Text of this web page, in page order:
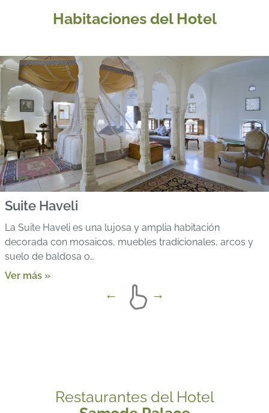
Habitaciones del Hotel
Suite Haveli
La Suite Haveli es una lujosa y amplia habitación
decorada con mosaicos, muebles tradicionales, arcos y
suelo de baldosa o…
Ver más »
Restaurantes del Hotel